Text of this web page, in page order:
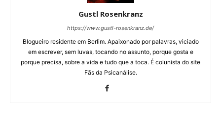
Gustl Rosenkranz
https://www.gustl-rosenkranz.de/
Blogueiro residente em Berlim. Apaixonado por palavras, viciado
em escrever, sem luvas, tocando no assunto, porque gosta e
porque precisa, sobre a vida e tudo que a toca. É colunista do site
Fãs da Psicanálise.